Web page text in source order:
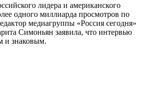
лидера и американского
одного миллиарда просмотров по
медиагруппы «Россия сегодня»
Симоньян заявила, что интервью
и знаковым.